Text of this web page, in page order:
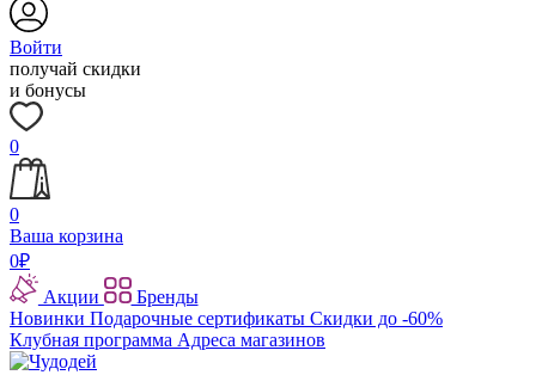
Войти
получай скидки
и бонусы
0
0
Ваша корзина
0₽
Акции
Бренды
Новинки Подарочные сертификаты Скидки до -60%
Клубная программа Адреса магазинов